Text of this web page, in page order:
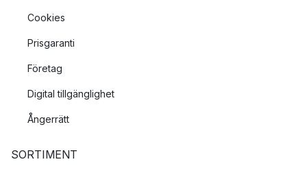
Cookies
Prisgaranti
Företag
Digital tillgänglighet
Ångerrätt
SORTIMENT